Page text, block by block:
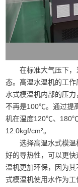
在标准大气压下
态。高温水温机的工
水式模温机内部的压
不再是100℃。通过提
机在温度120℃、180℃
12.0kgf/cm²。
选择高温水式模
好的导热性，可以更
温机更加环保，因为
式模温机使用水作为工